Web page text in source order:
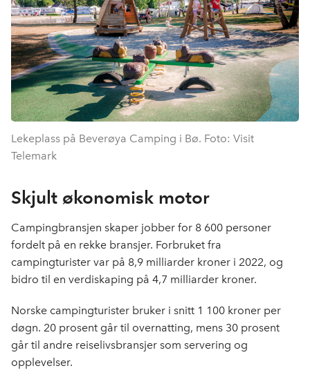
Lekeplass på Beverøya Camping i Bø. Foto: Visit
Telemark
Skjult økonomisk motor
Campingbransjen skaper jobber for 8 600 personer
fordelt på en rekke bransjer. Forbruket fra
campingturister var på 8,9 milliarder kroner i 2022, og
bidro til en verdiskaping på 4,7 milliarder kroner.
Norske campingturister bruker i snitt 1 100 kroner per
døgn. 20 prosent går til overnatting, mens 30 prosent
går til andre reiselivsbransjer som servering og
opplevelser.